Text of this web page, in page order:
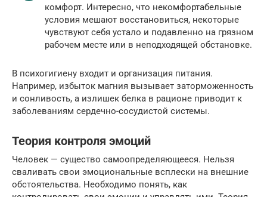
комфорт. Интересно, что некомфортабельные
условия мешают восстановиться, некоторые
чувствуют себя устало и подавленно на грязном
рабочем месте или в неподходящей обстановке.
В психогигиену входит и организация питания.
Например, избыток магния вызывает заторможенность
и сонливость, а излишек белка в рационе приводит к
заболеваниям сердечно-сосудистой системы.
Теория контроля эмоций
Человек — существо самоопределяющееся. Нельзя
сваливать свои эмоциональные всплески на внешние
обстоятельства. Необходимо понять, как